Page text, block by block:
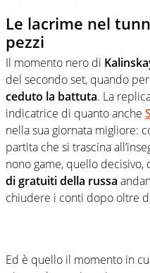
Le lacrime nel
pezzi
Il momento nero di
del secondo set, quando
ceduto la battuta. La
indicatrice di quanto anche
nella sua giornata migliore:
partita che si trascina
nono game, quello decisivo,
di gratuiti della russa
chiudere i conti dopo oltre
Ed è quello il momento in